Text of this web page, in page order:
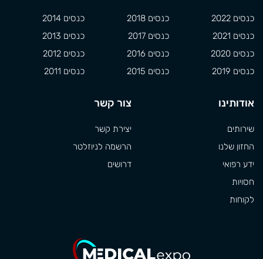
כנסים 2022
כנסים 2021
כנסים 2020
כנסים 2019
כנסים 2018
כנסים 2017
כנסים 2016
כנסים 2015
כנסים 2014
כנסים 2013
כנסים 2012
כנסים 2011
אודותינו
שירותים
החזון שלנו
ידע רפואי
חסויות
לקוחות
צור קשר
יצירת קשר
הרשמה לניוזלטר
דרושים